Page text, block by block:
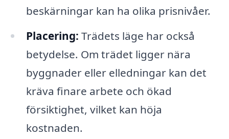
beskärningar kan ha olika prisnivåer.
Placering: Trädets läge har också
betydelse. Om trädet ligger nära
byggnader eller elledningar kan det
kräva finare arbete och ökad
försiktighet, vilket kan höja
kostnaden.